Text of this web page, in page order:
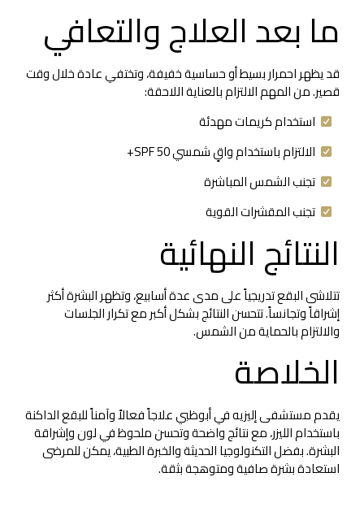
ما بعد العلاج والتعافي
قد يظهر احمرار بسيط أو حساسية خفيفة، وتختفي عادة خلال وقت
قصير. من المهم الالتزام بالعناية اللاحقة:
استخدام كريمات مهدئة
الالتزام باستخدام واقٍ شمسي SPF 50+
تجنب الشمس المباشرة
تجنب المقشرات القوية
النتائج النهائية
تتلاشى البقع تدريجياً على مدى عدة أسابيع، وتظهر البشرة أكثر
إشراقاً وتجانساً. تتحسن النتائج بشكل أكبر مع تكرار الجلسات
والالتزام بالحماية من الشمس.
الخلاصة
يقدم مستشفى إليزيه في أبوظبي علاجاً فعالاً وآمناً للبقع الداكنة
باستخدام الليزر، مع نتائج واضحة وتحسن ملحوظ في لون وإشراقة
البشرة. بفضل التكنولوجيا الحديثة والخبرة الطبية، يمكن للمرضى
استعادة بشرة صافية ومتوهجة بثقة.